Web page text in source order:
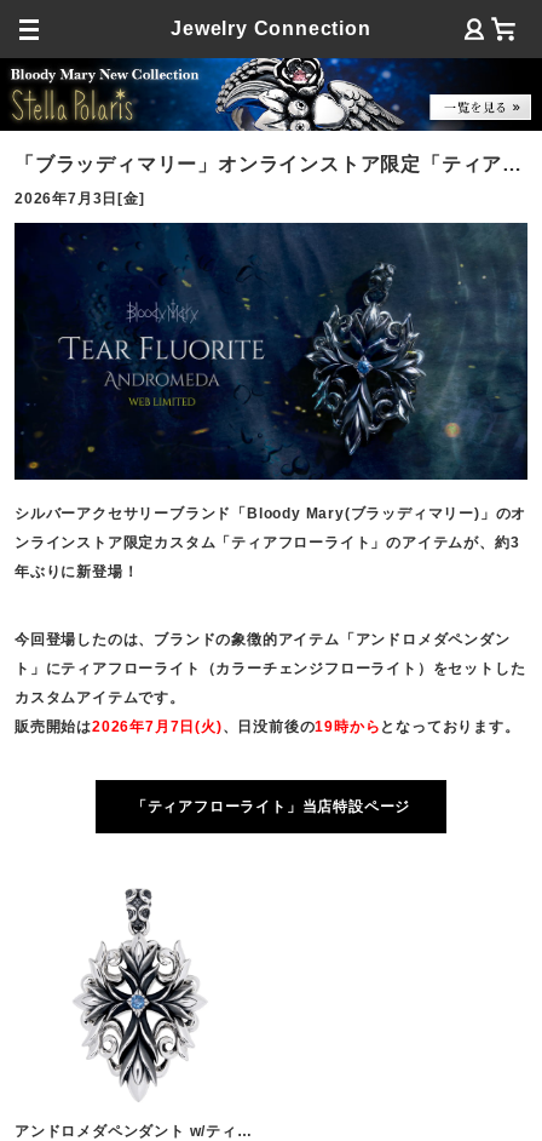
Jewelry Connection
「ブラッディマリー」オンラインストア限定「ティアフ
ローライト」新アイテムが登場
2026年7月3日[金]
シルバーアクセサリーブランド「Bloody Mary(ブラッディマリー)」のオ
ンラインストア限定カスタム「ティアフローライト」のアイテムが、約3
年ぶりに新登場！
今回登場したのは、ブランドの象徴的アイテム「アンドロメダペンダン
ト」にティアフローライト（カラーチェンジフローライト）をセットした
カスタムアイテムです。
販売開始は2026年7月7日(火)、日没前後の19時から となっております。
「ティアフローライト」当店特設ページ
アンドロメダペンダント w/ティア